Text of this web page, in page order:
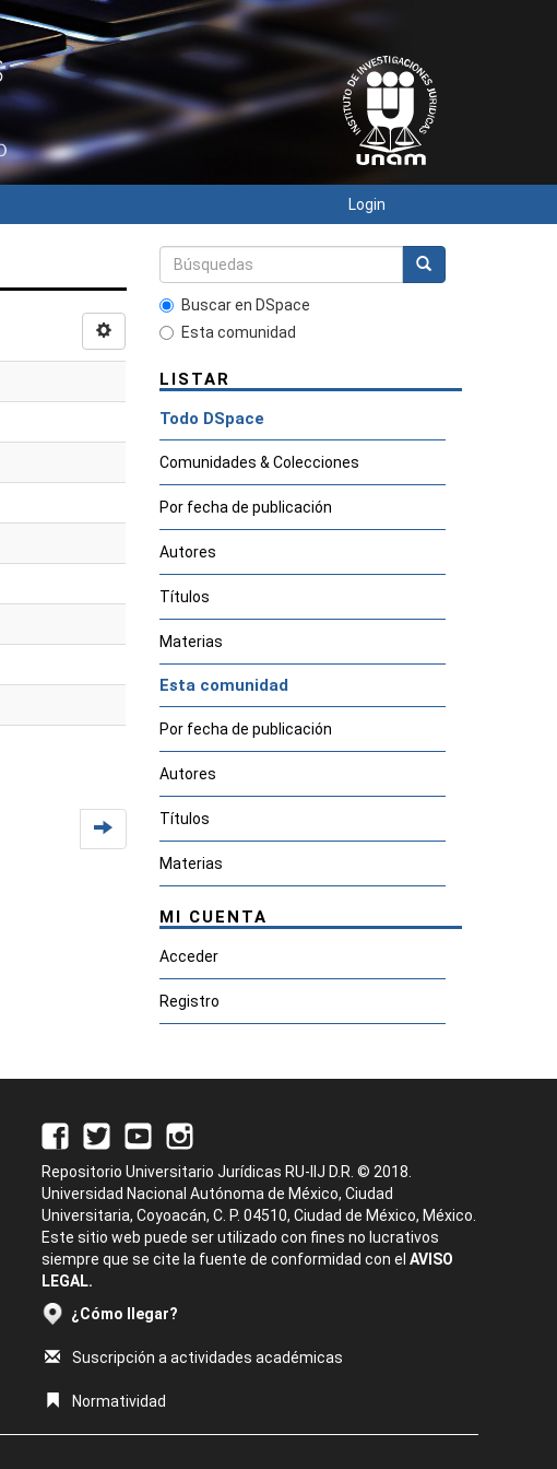
Login
Buscar en DSpace
Esta comunidad
LISTAR
Todo DSpace
Comunidades & Colecciones
Por fecha de publicación
Autores
Títulos
Materias
Esta comunidad
Por fecha de publicación
Autores
Títulos
Materias
MI CUENTA
Acceder
Registro
Repositorio Universitario Jurídicas RU-IIJ D.R. © 2018.
Universidad Nacional Autónoma de México, Ciudad
Universitaria, Coyoacán, C. P. 04510, Ciudad de México, México.
Este sitio web puede ser utilizado con fines no lucrativos
siempre que se cite la fuente de conformidad con el AVISO
LEGAL.
¿Cómo llegar?
Suscripción a actividades académicas
Normatividad